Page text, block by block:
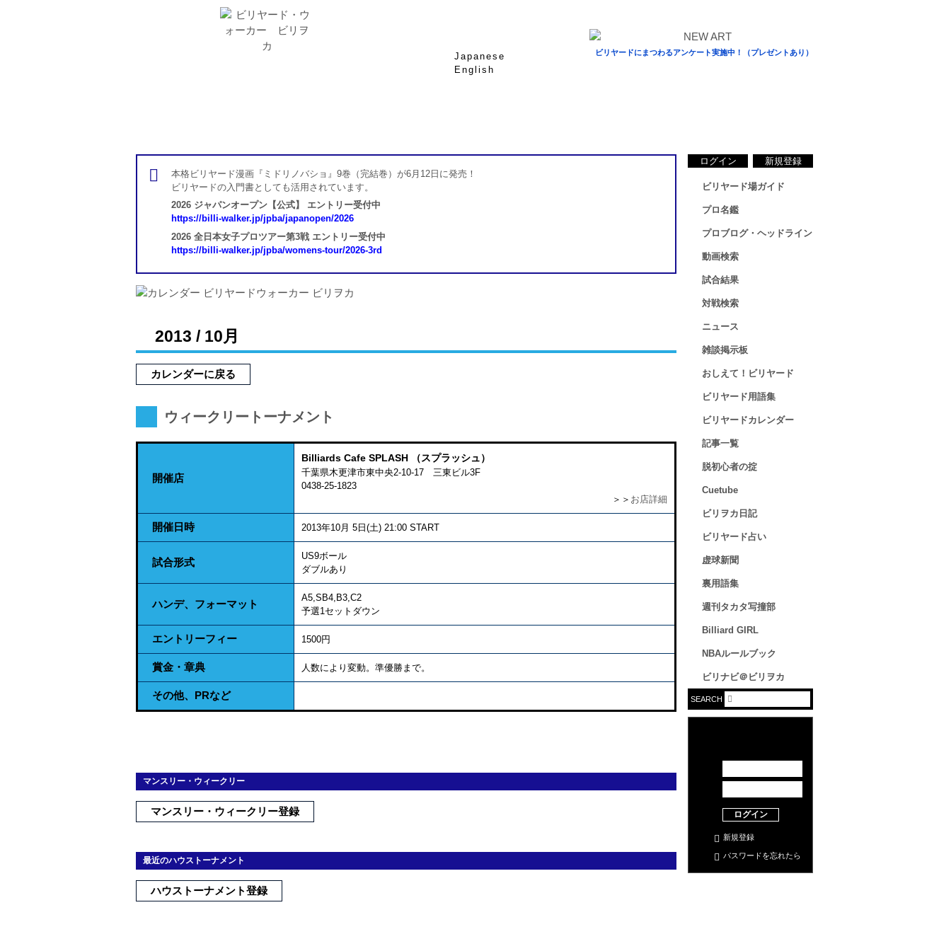
Japanese
English
ビリヤードにまつわるアンケート実施中！（プレゼントあり）
本格ビリヤード漫画『ミドリノバショ』9巻（完結巻）が6月12日に発売！
ビリヤードの入門書としても活用されています。
2026 ジャパンオープン【公式】 エントリー受付中
https://billi-walker.jp/jpba/japanopen/2026
2026 全日本女子プロツアー第3戦 エントリー受付中
https://billi-walker.jp/jpba/womens-tour/2026-3rd
2013 / 10月
カレンダーに戻る
ウィークリートーナメント
開催店
Billiards Cafe SPLASH （スプラッシュ）
千葉県木更津市東中央2-10-17 三東ビル3F
0438-25-1823
＞＞ お店詳細
開催日時 2013年10月 5日(土) 21:00 START
試合形式
US9ボール
ダブルあり
ハンデ、フォーマット
A5,SB4,B3,C2
予選1セットダウン
エントリーフィー 1500円
賞金・章典 人数により変動。準優勝まで。
その他、PRなど
マンスリー・ウィークリー
マンスリー・ウィークリー登録
最近のハウストーナメント
ハウストーナメント登録
ログイン 新規登録
ビリヤード場ガイド
プロ名鑑
プロブログ・ヘッドライン
動画検索
試合結果
対戦検索
ニュース
雑談掲示板
おしえて！ビリヤード
ビリヤード用語集
ビリヤードカレンダー
記事一覧
脱初心者の掟
Cuetube
ビリヲカ日記
ビリヤード占い
虚球新聞
裏用語集
週刊タカタ写撞部
Billiard GIRL
NBAルールブック
ビリナビ＠ビリヲカ
SEARCH
ログイン
新規登録
パスワードを忘れたら